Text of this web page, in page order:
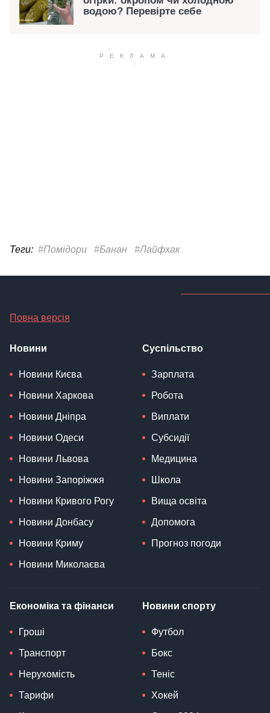
водою? Перевірте себе
Теги: #Помідори #Банан #Лайфхак
Повна версія
Новини
Новини Києва
Новини Харкова
Новини Дніпра
Новини Одеси
Новини Львова
Новини Запоріжжя
Новини Кривого Рогу
Новини Донбасу
Новини Криму
Новини Миколаєва
Суспільство
Зарплата
Робота
Виплати
Субсидії
Медицина
Школа
Вища освіта
Допомога
Прогноз погоди
Економіка та фінанси
Гроші
Транспорт
Нерухомість
Тарифи
Новини спорту
Футбол
Бокс
Теніс
Хокей